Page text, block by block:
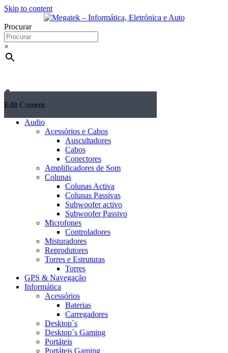
Skip to content
Procurar
×
Edit Content
Audio
Acessórios e Cabos
Auscultadores
Cabos
Conectores
Amplificadores de Som
Colunas
Colunas Activa
Colunas Passivas
Subwoofer activo
Subwoofer Passivo
Microfones
Controladores
Misturadores
Reprodutores
Torres e Estruturas
Torres
GPS & Navegação
Informática
Acessórios
Baterias
Carregadores
Desktop´s
Desktop´s Gaming
Portáteis
Portáteis Gaming